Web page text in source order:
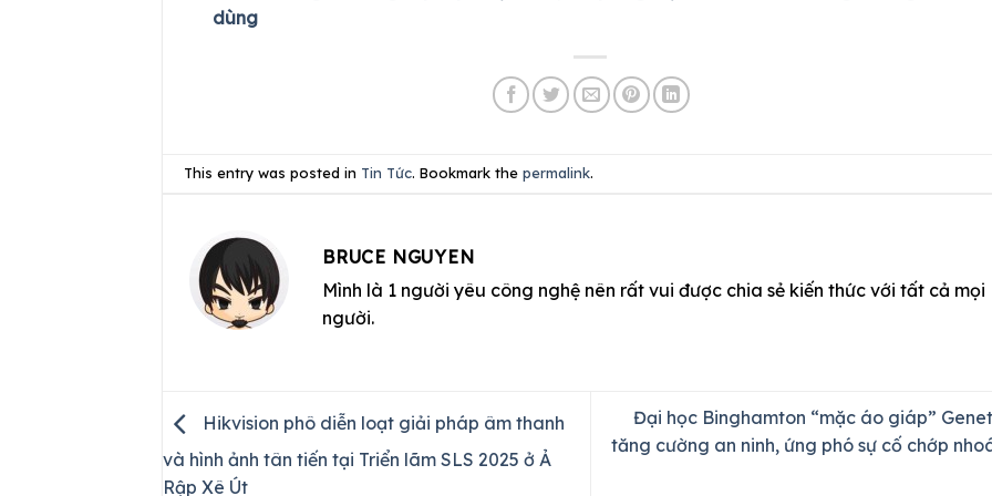
dùng
This entry was posted in Tin Tức. Bookmark thepermalink.
BRUCE NGUYEN
Mình là 1 người yêu công nghệ nên rất vui được chia sẻ kiến thức với tất cả mọi
người.
Hikvision phô diễn loạt giải pháp âm thanh
và hình ảnh tân tiến tại Triển lãm SLS 2025 ở Ả
Rập Xê Út
Đại học Binghamton “mặc áo giáp”
tăng cường an ninh, ứng phó sự cố chớp